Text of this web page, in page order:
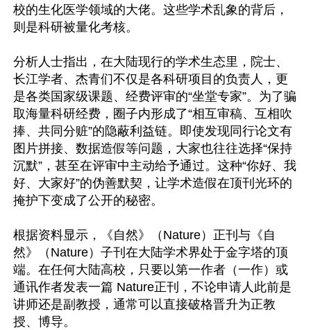
校的生化医学领域的大佬。这些学术乱象的背后，
则是科研被量化考核。
分析人士指出，在大陆现行的学术生态里，院士、
长江学者、杰青们不仅是各科研项目的负责人，更
是各类国家级课题、经费评审的“坐堂专家”。为了骗
取海量科研经费，圈子内形成了“相互审稿、互相吹
捧、共同分赃”的隐蔽利益链。即使发现同行论文有
图片拼接、数据造假等问题，大家也往往选择“保持
沉默”，甚至在评审中主动给予通过。这种“你好、我
好、大家好”的伪善默契，让学术造假在顶刊光环的
掩护下变成了公开的秘密。
根据资料显示，《自然》（Nature）正刊与《自
然》（Nature）子刊在大陆学术界处于金字塔的顶
端。在任何大陆高校，只要以第一作者（一作）或
通讯作者发表一篇 Nature正刊，不论申请人此前是
讲师还是副教授，通常可以直接破格晋升为正教
授、博导。